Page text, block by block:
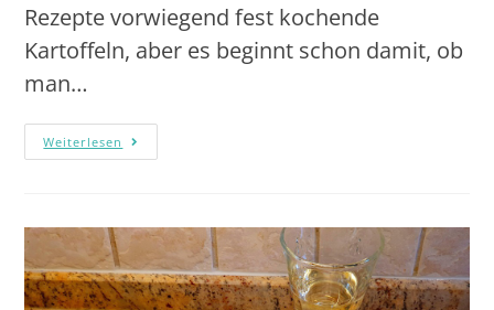
Rezepte vorwiegend fest kochende
Kartoffeln, aber es beginnt schon damit, ob
man…
Weiterlesen